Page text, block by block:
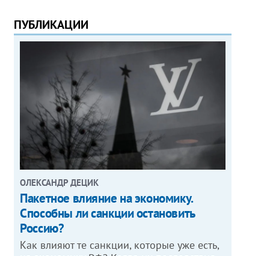
ПУБЛИКАЦИИ
ОЛЕКСАНДР ДЕЦИК
Пакетное влияние на экономику.
Способны ли санкции остановить
Россию?
Как влияют те санкции, которые уже есть,